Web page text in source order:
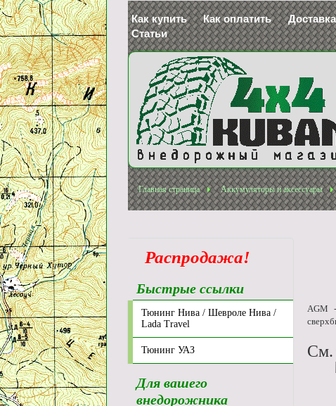
Как купить Как оплатить Доставка
Статьи
Главная страница Аккумуляторы и аксессуары
AGM -
См.
Распродажа!
Быстрые ссылки
Тюнинг Нива / Шевроле Нива /
Lada Travel
Тюнинг УАЗ
Для вашего
внедорожника